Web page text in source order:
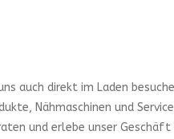
auch direkt im Laden
Nähmaschinen und
und erlebe unser Geschäft